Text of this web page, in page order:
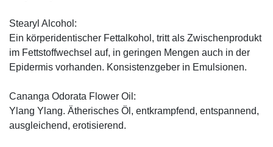
Stearyl Alcohol:
Ein körperidentischer Fettalkohol, tritt als Zwischenprodukt
im Fettstoffwechsel auf, in geringen Mengen auch in der
Epidermis vorhanden. Konsistenzgeber in Emulsionen.
Cananga Odorata Flower Oil:
Ylang Ylang. Ätherisches Öl, entkrampfend, entspannend,
ausgleichend, erotisierend.